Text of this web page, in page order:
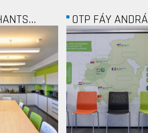
IMEX...